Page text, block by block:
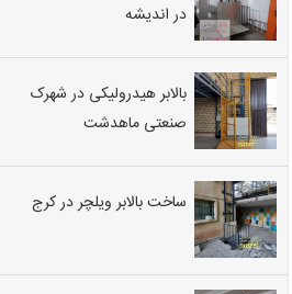
در اندیشه
بالابر هیدرولیکی در شهرک
صنعتی ماهدشت
ساخت بالابر ویلچر در کرج